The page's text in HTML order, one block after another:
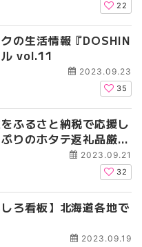
22
の生活情報『DOSHIN
vol.11
2023.09.23
35
ふるさと納税で応援し
りのホタテ返礼品厳選
2023.09.21
32
ろ看板】北海道各地で
2023.09.19